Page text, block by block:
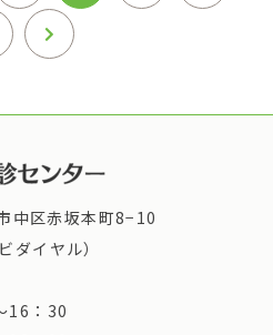
中区赤坂本町8−10
イヤル）
16：30